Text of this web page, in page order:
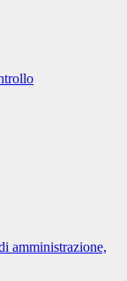
amministrazione,